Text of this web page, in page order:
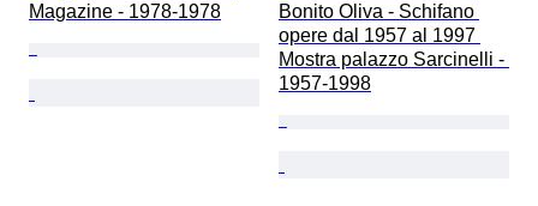
Magazine - 1978-1978
Bonito Oliva - Schifano
opere dal 1957 al 1997
Mostra palazzo Sarcinelli -
1957-1998